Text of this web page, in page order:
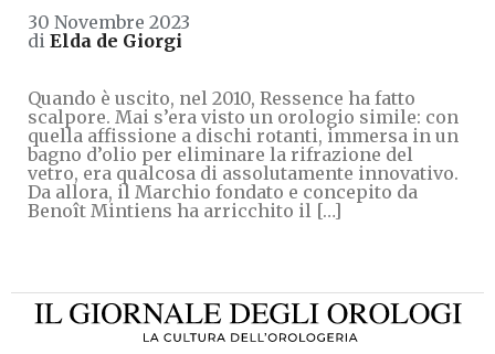
30 Novembre 2023
di Elda de Giorgi
Quando è uscito, nel 2010, Ressence ha fatto
scalpore. Mai s’era visto un orologio simile: con
quella affissione a dischi rotanti, immersa in un
bagno d’olio per eliminare la rifrazione del
vetro, era qualcosa di assolutamente innovativo.
Da allora, il Marchio fondato e concepito da
Benoît Mintiens ha arricchito il […]